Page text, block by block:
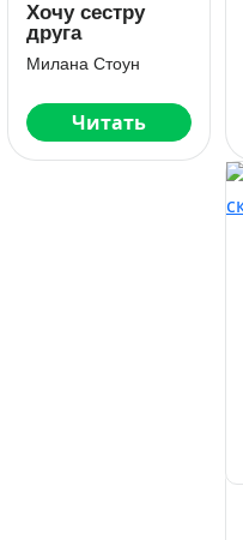
Хочу сестру
друга
Милана Стоун
Читать